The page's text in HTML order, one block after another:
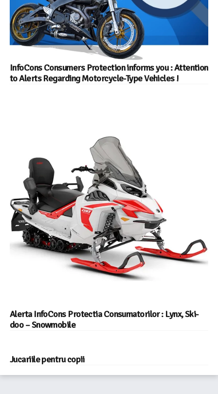
InfoCons Consumers Protection informs you : Attention
to Alerts Regarding Motorcycle-Type Vehicles !
Alerta InfoCons Protectia Consumatorilor : Lynx, Ski-
doo – Snowmobile
Jucariile pentru copii